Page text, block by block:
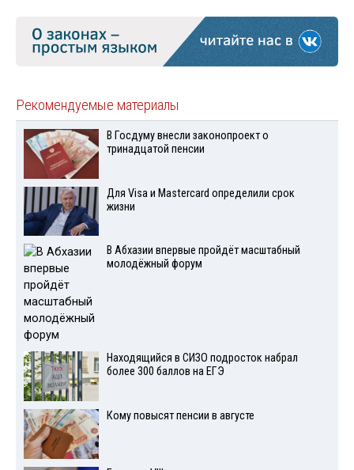
Рекомендуемые материалы
В Госдуму внесли законопроект о
тринадцатой пенсии
Для Visа и Mastercard определили срок
жизни
В Абхазии впервые пройдёт масштабный
молодёжный форум
Находящийся в СИЗО подросток набрал
более 300 баллов на ЕГЭ
Кому повысят пенсии в августе